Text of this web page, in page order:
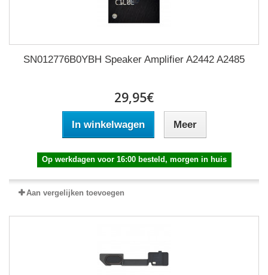
SN012776B0YBH Speaker Amplifier A2442 A2485
29,95€
In winkelwagen Meer
Op werkdagen voor 16:00 besteld, morgen in huis
Aan vergelijken toevoegen